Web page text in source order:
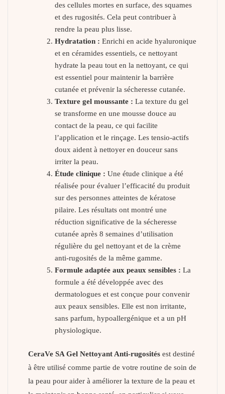
des cellules mortes en surface, des squames
et des rugosités. Cela peut contribuer à
rendre la peau plus lisse.
Hydratation : Enrichi en acide hyaluronique
et en céramides essentiels, ce nettoyant
hydrate la peau tout en la nettoyant, ce qui
est essentiel pour maintenir la barrière
cutanée et prévenir la sécheresse cutanée.
Texture gel moussante : La texture du gel
se transforme en une mousse douce au
contact de la peau, ce qui facilite
l’application et le rinçage. Les tensio-actifs
doux aident à nettoyer en douceur sans
irriter la peau.
Étude clinique : Une étude clinique a été
réalisée pour évaluer l’efficacité du produit
sur des personnes atteintes de kératose
pilaire. Les résultats ont montré une
réduction significative de la sécheresse
cutanée après 8 semaines d’utilisation
régulière du gel nettoyant et de la crème
anti-rugosités de la même gamme.
Formule adaptée aux peaux sensibles : La
formule a été développée avec des
dermatologues et est conçue pour convenir
aux peaux sensibles. Elle est non irritante,
sans parfum, hypoallergénique et a un pH
physiologique.
CeraVe SA Gel Nettoyant Anti-rugosités est destiné
à être utilisé comme partie de votre routine de soin de
la peau pour aider à améliorer la texture de la peau et